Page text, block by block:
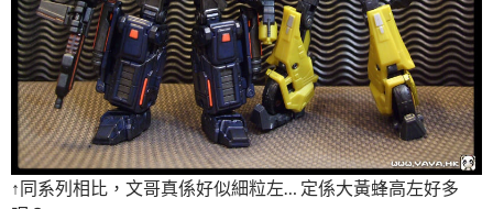
↑同系列相比，文哥真係好似細粒左… 定係大黃蜂高左好多